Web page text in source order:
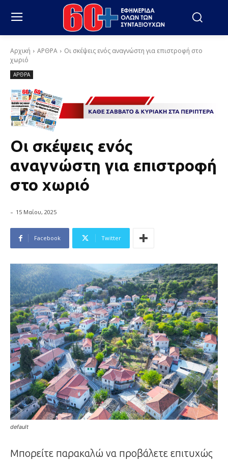
Αρχική ΑΡΘΡΑ
Οι σκέψεις ενός αναγνώστη για επιστροφή στο
χωριό
ΑΡΘΡΑ
Οι σκέψεις ενός
αναγνώστη για επιστροφή
στο χωριό
- 15 Μαΐου, 2025
Facebook Twitter
default
Μπορείτε παρακαλώ να προβάλετε επιτυχώς